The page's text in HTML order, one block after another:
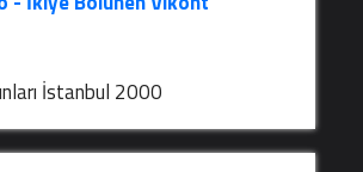
İstanbul 2000